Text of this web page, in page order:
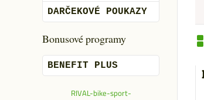
DARČEKOVÉ POUKAZY
Bonusové programy
BENEFIT PLUS
RIVAL-bike-sport-